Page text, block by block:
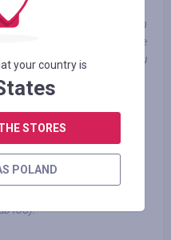
skontaktuj się z działem
uprzejmie prosimy, nie
technicznej sklepu
częściowo bonusy, zwrot
kwoty zakupu
zamówień w pełni
nie jest naliczany
składane w
iOS).
your country is
STORES
POLAND